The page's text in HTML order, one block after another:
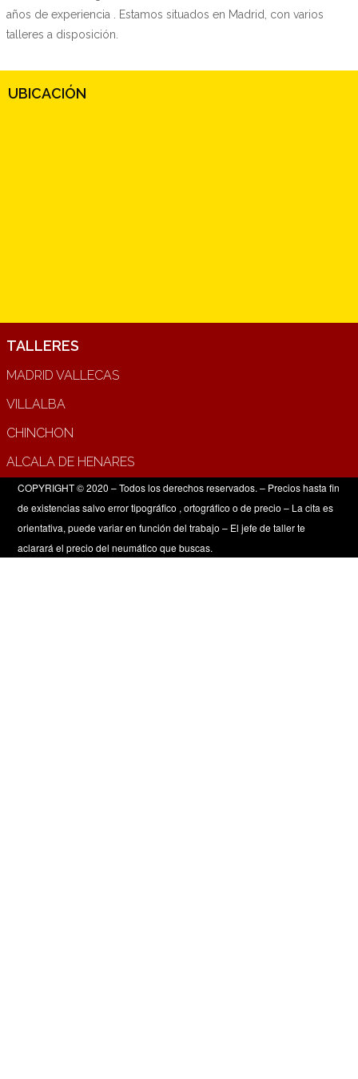
años de experiencia . Estamos situados en Madrid, con varios
talleres a disposición.
UBICACIÓN
TALLERES
MADRID VALLECAS
VILLALBA
CHINCHON
ALCALA DE HENARES
COPYRIGHT © 2020 – Todos los derechos reservados. – Precios hasta fin
de existencias salvo error tipográfico , ortográfico o de precio – La cita es
orientativa, puede variar en función del trabajo – El jefe de taller te
aclarará el precio del neumático que buscas.